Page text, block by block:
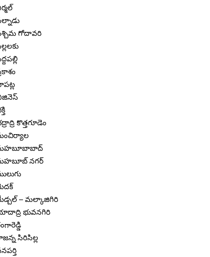
గోదావరి
కొత్తగూడెం
నగర్
– మల్కాజిగిరి
భువనగిరి
సిరిసిల్ల